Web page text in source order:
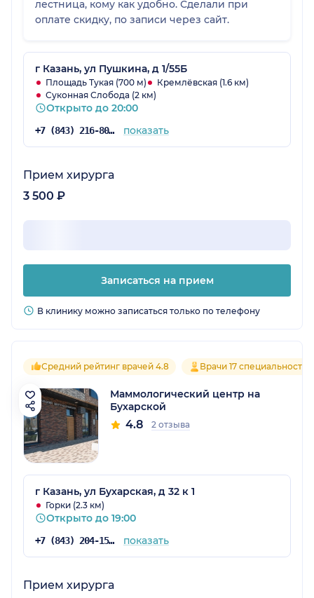
лестница, кому как удобно. Сделали при
оплате скидку, по записи через сайт.
г Казань, ул Пушкина, д 1/55Б
Площадь Тукая (700 м)
Кремлёвская (1.6 км)
Суконная Слобода (2 км)
Открыто до 20:00
+7 (843) 216-80-38 показать
Прием хирурга
3 500 ₽
Записаться на прием
В клинику можно записаться только по телефону
Средний рейтинг врачей 4.8 Врачи 17 специальностей
Маммологический центр на
Бухарской
4.8 2 отзыва
г Казань, ул Бухарская, д 32 к 1
Горки (2.3 км)
Открыто до 19:00
+7 (843) 204-15-06 показать
Прием хирурга